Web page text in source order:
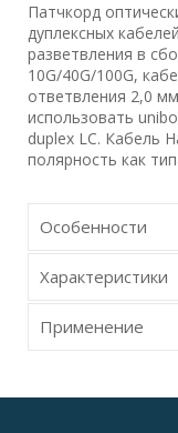
Патчкорд
дуплексных
разветвления в
10G/40G/100G,
ответвления 2,0
использовать
duplex LC. Кабель
полярность как
Особенности
Характеристики
Применение